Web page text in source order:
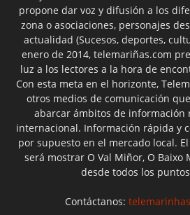
propone dar voz y difusión a los
zona o asociaciones, personajes
actualidad (Sucesos, deportes,
enero de 2014, telemariñas.com
luz a los lectores a la hora de
Con esta meta en el horizonte,
otros medios de comunicación
abarcar ámbitos de información
internacional. Información rápida y
por supuesto en el mercado local.
será mostrar O Val Miñor, O Baixo
desde todos los
Contáctanos: